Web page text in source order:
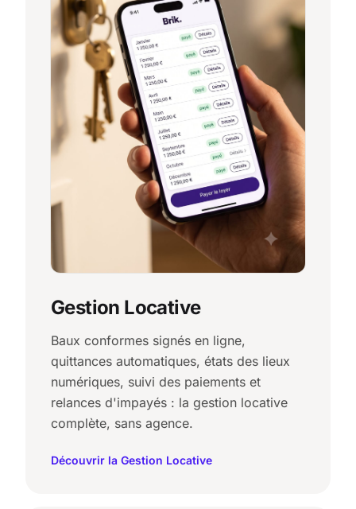
Gestion Locative
Baux conformes signés en ligne,
quittances automatiques, états des lieux
numériques, suivi des paiements et
relances d'impayés : la gestion locative
complète, sans agence.
Découvrir la Gestion Locative